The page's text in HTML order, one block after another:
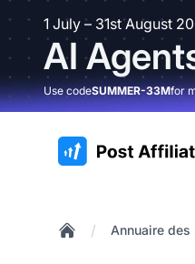
1 July – 31st August
AI
Use codeSUMMER-33Mfor
:site.title
/ Annuaire